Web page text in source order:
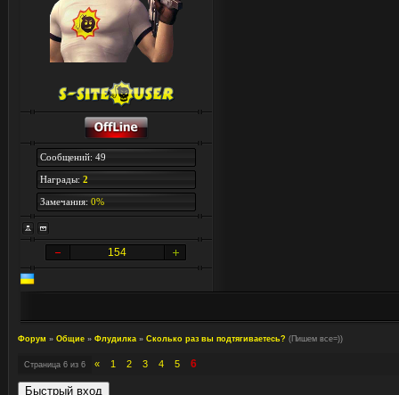
Сообщений: 49
Награды: 2
Замечания: 0%
154
Форум » Общие » Флудилка » Сколько раз вы подтягиваетесь? (Пишем все=))
Страница 6 из 6 « 1 2 3 4 5 6